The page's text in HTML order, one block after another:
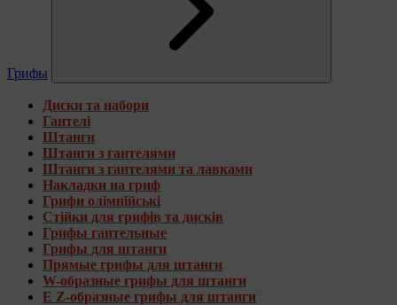
Грифы
Диски та набори
Гантелі
Штанги
Штанги з гантелями
Штанги з гантелями та лавками
Накладки на гриф
Грифи олімпійські
Стійки для грифів та дисків
Грифы гантельные
Грифы для штанги
Прямые грифы для штанги
W-образные грифы для штанги
E Z-образные грифы для штанги